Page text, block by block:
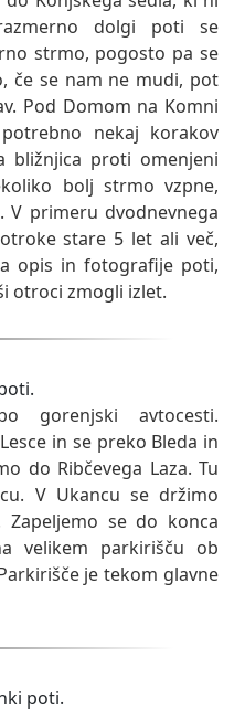
dolgi poti se
strmo, pogosto pa se
če se nam ne mudi, pot
Pod Domom na Komni
nekaj korakov
bližnjica proti omenjeni
bolj strmo vzpne,
primeru dvodnevnega
stare 5 let ali več,
opis in fotografije poti,
otroci zmogli izlet.
gorenjski avtocesti.
in se preko Bleda in
do Ribčevega Laza. Tu
V Ukancu se držimo
Zapeljemo se do konca
velikem parkirišču ob
je tekom glavne